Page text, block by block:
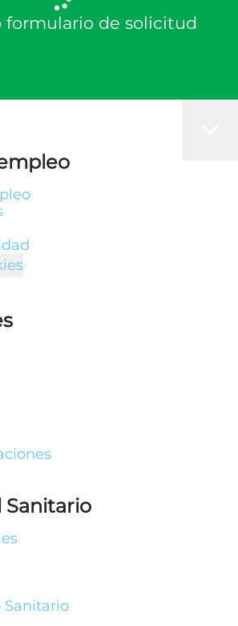
formulario de solicitud
Sanitario